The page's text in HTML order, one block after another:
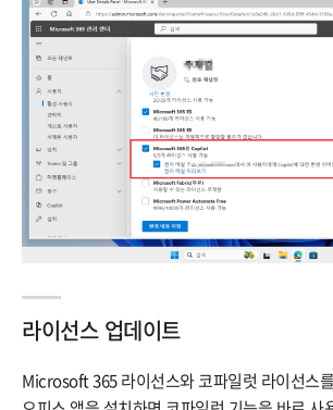
라이선스 업데이트
Microsoft 365 라이선스와 코파일럿 라이선스